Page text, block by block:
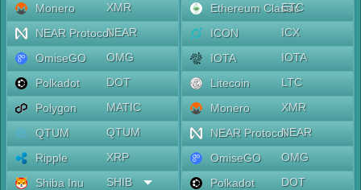
Monero
XMR
NEAR ProtocolNEAR
OmiseGO
OMG
Polkadot
DOT
Polygon
MATIC
QTUM
QTUM
Ripple
XRP
Shiba Inu
SHIB
Ethereum Classic
ETC
ICON
ICX
IOTA
IOTA
Litecoin
LTC
Monero
XMR
NEAR ProtocolNEAR
OmiseGO
OMG
Polkadot
DOT